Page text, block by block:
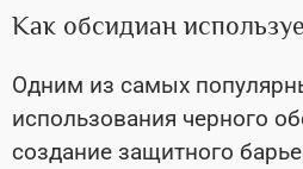
Как обсидиан
Одним из самых
использования черного
создание защитного